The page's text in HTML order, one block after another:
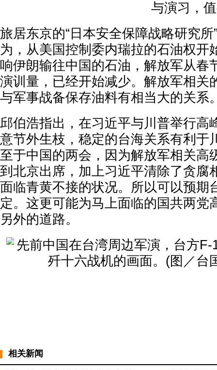
与演习，
旅居东京的“日本安全保障战略研究
为，从美国控制委内瑞拉的石油权开
响伊朗输往中国的石油，解放军从春
演训量，已经开始减少。解放军相关
与军事战备保存油料有相当大的关系
邱伯浩指出，在习近平与川普举行高
意节外生枝，稳定的台海关系有利于
至于中国的两会，因为解放军相关高
到北京出席，加上习近平清除了贪腐
面临青黄不接的状况。所以可以预期
定。这更可能为马上面临的国共两党
另外的道路。
相关新闻